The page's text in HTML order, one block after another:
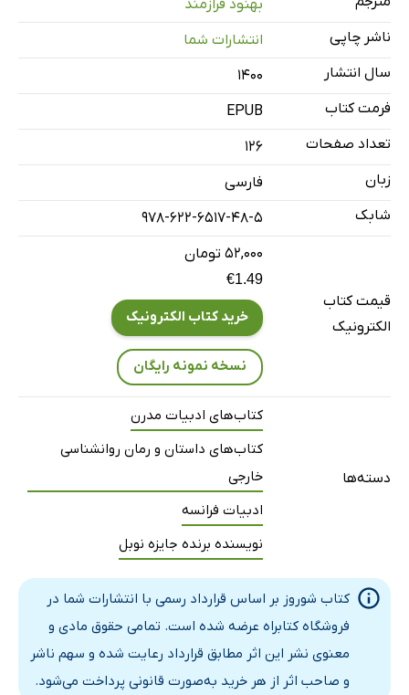
بهنود فرازمند
ناشر چاپی
انتشارات شما
سال انتشار
۱۴۰۰
فرمت کتاب
EPUB
تعداد صفحات
126
زبان
فارسی
شابک
978-622-6517-48-5
قیمت کتاب
الکترونیک
۵۲,۰۰۰ تومان
€1.49
خرید کتاب الکترونیک
نسخه نمونه رایگان
دسته‌ها
کتاب‌های ادبیات مدرن
کتاب‌های داستان و رمان روانشناسی
خارجی
ادبیات فرانسه
نویسنده برنده جایزه نوبل
کتاب شوروز بر اساس قرارداد رسمی با انتشارات شما در
فروشگاه کتابراه عرضه شده است. تمامی حقوق مادی و
معنوی نشر این اثر مطابق قرارداد رعایت شده و سهم ناشر
و صاحب اثر از هر خرید به‌صورت قانونی پرداخت می‌شود.